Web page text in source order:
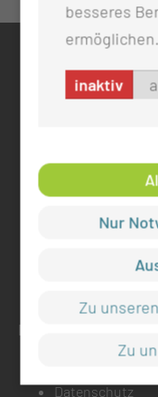
Medizinische
RECHTLICHES
Datenschutz
besseres
ermöglichen.
inaktiv
Nur
Zu
Zu